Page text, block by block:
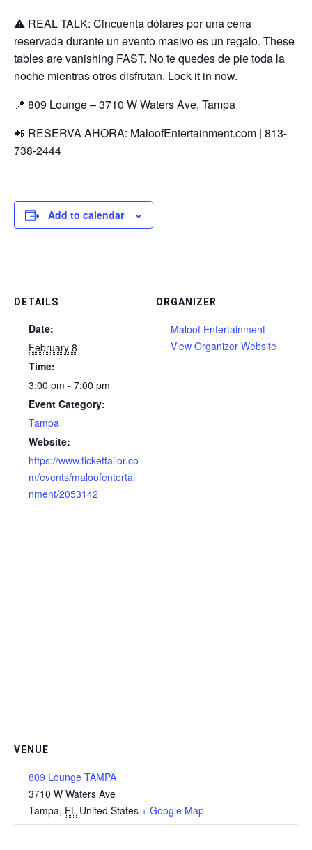
⚠️ REAL TALK: Cincuenta dólares por una cena
reservada durante un evento masivo es un regalo. These
tables are vanishing FAST. No te quedes de pie toda la
noche mientras otros disfrutan. Lock it in now.
📍 809 Lounge – 3710 W Waters Ave, Tampa
📲 RESERVA AHORA: MaloofEntertainment.com | 813-
738-2444
Add to calendar
DETAILS
Date:
February 8
Time:
3:00 pm - 7:00 pm
Event Category:
Tampa
Website:
https://www.tickettailor.co
m/events/maloofentertai
nment/2053142
ORGANIZER
Maloof Entertainment
View Organizer Website
VENUE
809 Lounge TAMPA
3710 W Waters Ave
Tampa, FL United States + Google Map